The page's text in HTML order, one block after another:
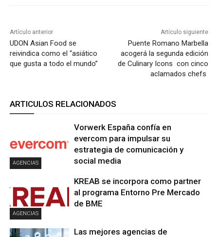
Artículo anterior
UDON Asian Food se
reivindica como el “asiático
que gusta a todo el mundo”
Artículo siguiente
Puente Romano Marbella
acogerá la segunda edición
de Culinary Icons con cinco
aclamados chefs
ARTICULOS RELACIONADOS
AGENCIAS
Vorwerk España confía en
evercom para impulsar su
estrategia de comunicación y
social media
AGENCIAS
KREAB se incorpora como partner
al programa Entorno Pre Mercado
de BME
Las mejores agencias de